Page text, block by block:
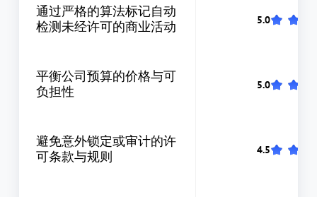
通过严格的算法标记自动
检测未经许可的商业活动
平衡公司预算的价格与可
负担性
避免意外锁定或审计的许
可条款与规则